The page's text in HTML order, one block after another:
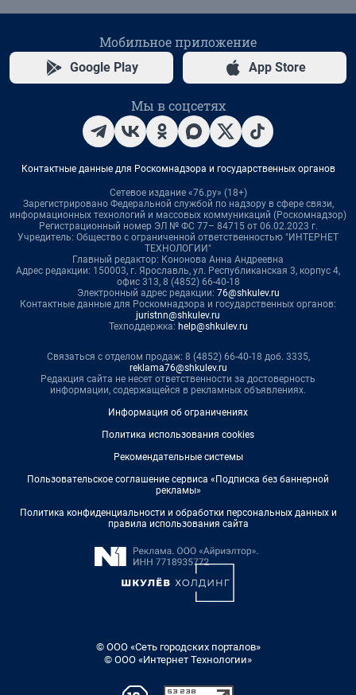
Мобильное приложение
Google Play App Store
Мы в соцсетях
Контактные данные для Роскомнадзора и государственных органов
Сетевое издание «76.ру» (18+)
Зарегистрировано Федеральной службой по надзору в сфере связи,
информационных технологий и массовых коммуникаций (Роскомнадзор)
Регистрационный номер ЭЛ № ФС 77– 84715 от 06.02.2023 г.
Учредитель: Общество с ограниченной ответственностью "ИНТЕРНЕТ
ТЕХНОЛОГИИ"
Главный редактор: Кононова Анна Андреевна
Адрес редакции: 150003, г. Ярославль, ул. Республиканская 3, корпус 4,
офис 313, 8 (4852) 66-40-18
Электронный адрес редакции: 76@shkulev.ru
Контактные данные для Роскомнадзора и государственных органов:
juristnn@shkulev.ru
Техподдержка: help@shkulev.ru
Связаться с отделом продаж: 8 (4852) 66-40-18 доб. 3335,
reklama76@shkulev.ru
Редакция сайта не несет ответственности за достоверность
информации, содержащейся в рекламных объявлениях.
Информация об ограничениях
Политика использования cookies
Рекомендательные системы
Пользовательское соглашение сервиса «Подписка без баннерной
рекламы»
Политика конфиденциальности и обработки персональных данных и
правила использования сайта
© ООО «Сеть городских порталов»
© ООО «Интернет Технологии»